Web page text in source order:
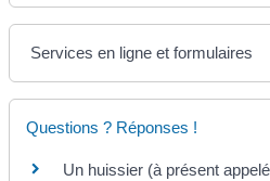
Services en ligne et formulaires
Questions ? Réponses !
Un huissier (à présent